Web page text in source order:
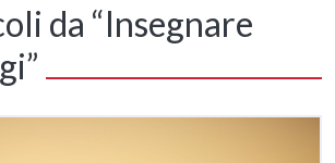
da “Insegnare